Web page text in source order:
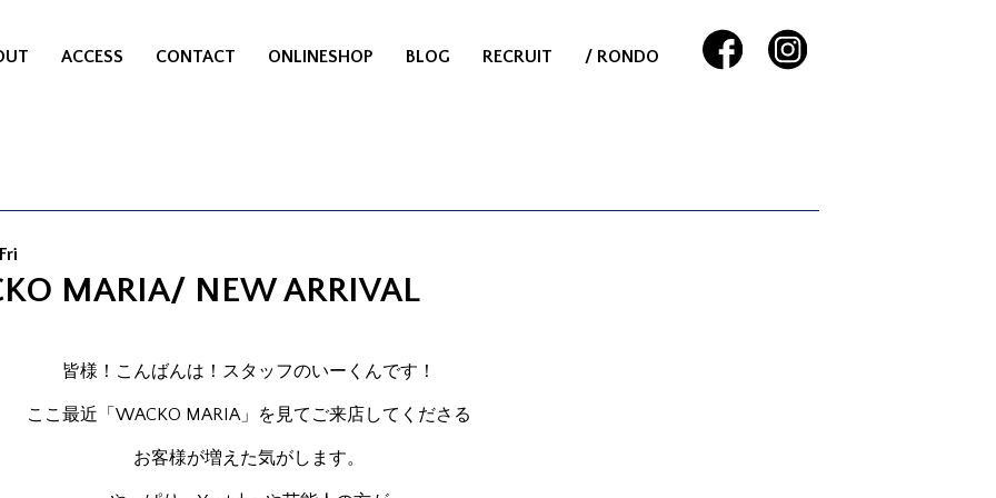
ACCESS CONTACT ONLINESHOP BLOG RECRUIT / RONDO
MARIA/ NEW ARRIVAL
皆様！こんばんは！スタッフのいーくんです！
ここ最近「WACKO MARIA」を見てご来店してくださる
お客様が増えた気がします。